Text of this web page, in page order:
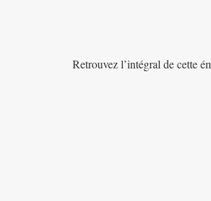
Retrouvez l’intégral de cette